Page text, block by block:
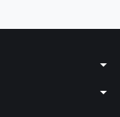
arrow_drop_down
arrow_drop_down